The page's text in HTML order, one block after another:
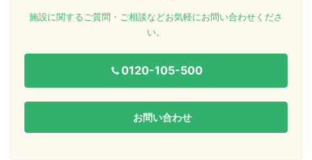
施設に関するご質問・ご相談などお気軽にお問い合わせくださ
い。
0120-105-500
お問い合わせ